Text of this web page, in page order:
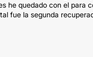
he quedado con el para
fue la segunda